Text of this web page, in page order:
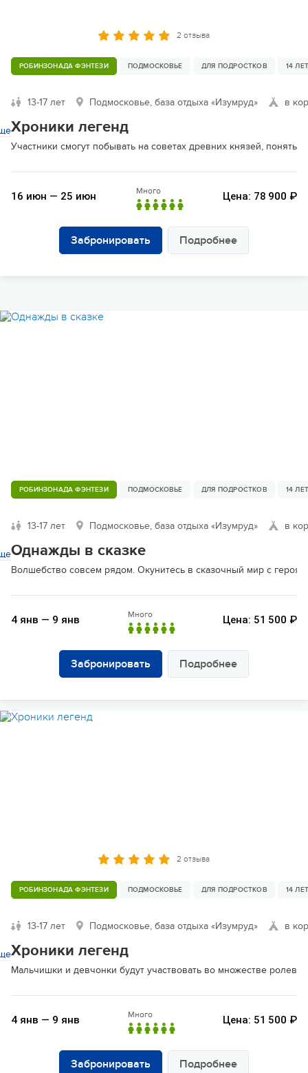
2 отзыва
РОБИНЗОНАДА ФЭНТЕЗИ ПОДМОСКОВЬЕ ДЛЯ ПОДРОСТКОВ 14
13-17 лет Подмосковье, база отдыха «Изумруд» в
Хроники легенд
Участники смогут побывать на советах древних князей,
16 июн — 25 июн Много Цена: 78 900 ₽
Забронировать Подробнее
РОБИНЗОНАДА ФЭНТЕЗИ ПОДМОСКОВЬЕ ДЛЯ ПОДРОСТКОВ 14
13-17 лет Подмосковье, база отдыха «Изумруд» в
Однажды в сказке
Волшебство совсем рядом. Окунитесь в сказочный мир с
4 янв — 9 янв Много Цена: 51 500 ₽
Забронировать Подробнее
2 отзыва
РОБИНЗОНАДА ФЭНТЕЗИ ПОДМОСКОВЬЕ ДЛЯ ПОДРОСТКОВ 14
13-17 лет Подмосковье, база отдыха «Изумруд» в
Хроники легенд
Мальчишки и девчонки будут участвовать во множестве
4 янв — 9 янв Много Цена: 51 500 ₽
Забронировать Подробнее